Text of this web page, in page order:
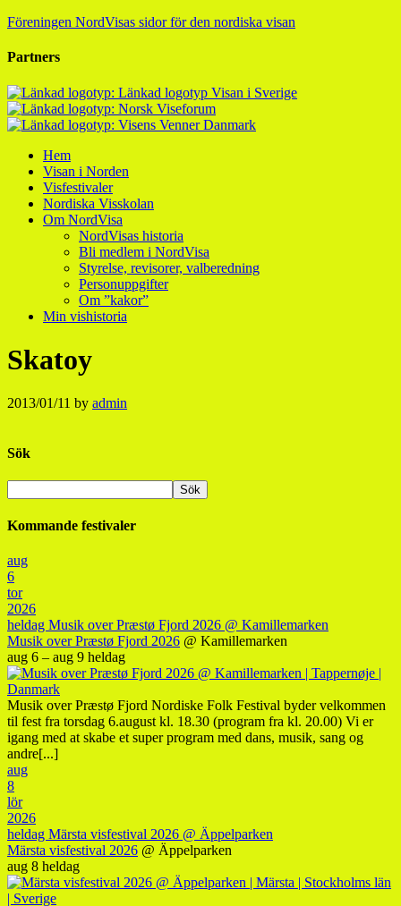
Föreningen NordVisas sidor för den nordiska visan
Partners
Hem
Visan i Norden
Visfestivaler
Nordiska Visskolan
Om NordVisa
NordVisas historia
Bli medlem i NordVisa
Styrelse, revisorer, valberedning
Personuppgifter
Om ”kakor”
Min vishistoria
Skatoy
2013/01/11 by admin
Sök
Kommande festivaler
aug
6
tor
2026
heldag Musik over Præstø Fjord 2026 @ Kamillemarken
Musik over Præstø Fjord 2026 @ Kamillemarken
aug 6 – aug 9 heldag
Musik over Præstø Fjord Nordiske Folk Festival byder velkommen
til fest fra torsdag 6.august kl. 18.30 (program fra kl. 20.00) Vi er
igang med at skabe et super program med dans, musik, sang og
andre[...]
aug
8
lör
2026
heldag Märsta visfestival 2026 @ Äppelparken
Märsta visfestival 2026 @ Äppelparken
aug 8 heldag